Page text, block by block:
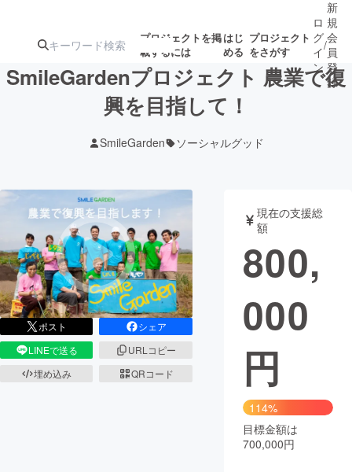
プロジェクトを掲
載するには
はじ
める
プロジェクト
をさがす
ターン
ジェクト
ロジェクト
アート・写真 音楽
テクノロジー・ガジェット ゲーム・サ
映像・映画
ビジネス・起業
まちづくり・地域活性化
CAMPFIRE Creation
コミュニティ
ロ
グ
イ
ン
/
新
規
会
員
登
録
SmileGardenプロジェクト 農業で復
興を目指して！
SmileGarden ソーシャルグッド
ポスト
シェア
LINEで送る
URLコピー
埋め込み
QRコード
現在の支援総
額
800,
000
円
114%
目標金額は
700,000円